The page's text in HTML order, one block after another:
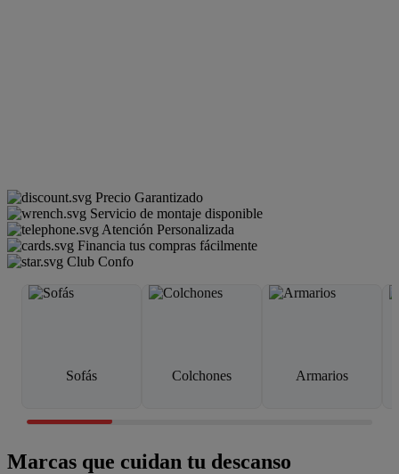
Precio Garantizado
Servicio de montaje disponible
Atención Personalizada
Financia tus compras fácilmente
Club Confo
Sofás Colchones Armarios
Marcas que cuidan tu descanso